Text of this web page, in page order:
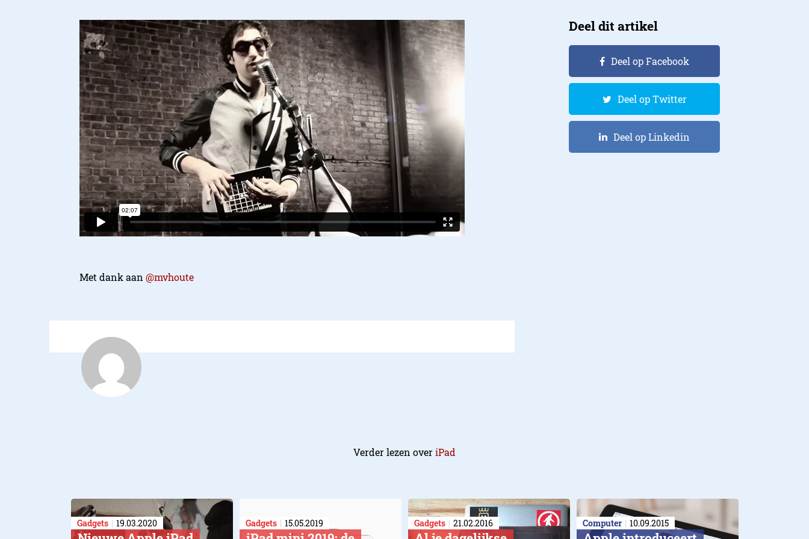
Met dank aan @mvhoute
Deel dit artikel
Deel op Facebook
Deel op Twitter
Deel op Linkedin
Verder lezen overiPad
Gadgets 19.03.2020 Gadgets 15.05.2019 Gadgets 21.02.2016 Computer 10.09.2015